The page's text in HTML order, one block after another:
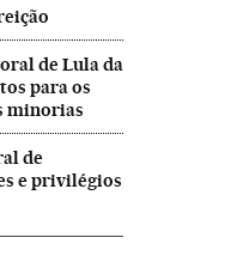
de Lula da
para os
minorias
de
e privilégios